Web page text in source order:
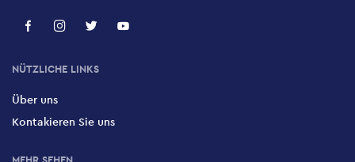
NÜTZLICHE LINKS
Über uns
Kontakieren Sie uns